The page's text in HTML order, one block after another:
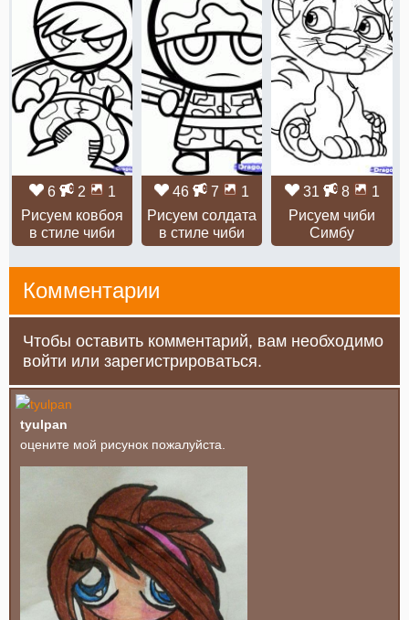
6 2
1
Рисуем ковбоя
в стиле чиби
46 7
1
Рисуем солдата
в стиле чиби
31 8
1
Рисуем чиби
Симбу
Комментарии
Чтобы оставить комментарий, вам необходимо
войти или зарегистрироваться.
tyulpan
оцените мой рисунок пожалуйста.